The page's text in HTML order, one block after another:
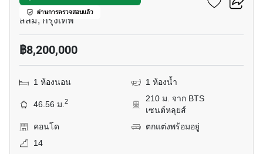
ผ่านการตรวจสอบแล้ว
สีลม, กรุงเทพ
฿8,200,000
1 ห้องนอน 1 ห้องน้ำ
46.56 ม.2
210 ม. จาก BTS
เซนต์หลุยส์
คอนโด
ตกแต่งพร้อมอยู่
14